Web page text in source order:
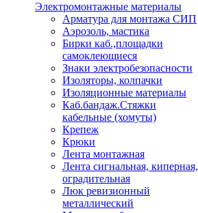
Электромонтажные материалы
Арматура для монтажа СИП
Аэрозоль, мастика
Бирки каб.,площадки
самоклеющиеся
Знаки электробезопасности
Изоляторы, колпачки
Изоляционные материалы
Каб.бандаж.Стяжки
кабельные (хомуты)
Крепеж
Крюки
Лента монтажная
Лента сигнальная, киперная,
оградительная
Люк ревизионный
металлический